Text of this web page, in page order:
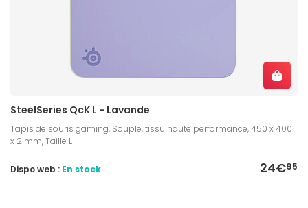
SteelSeries QcK L - Lavande
Tapis de souris gaming, Souple, tissu haute performance, 450 x 400
x 2 mm, Taille L
24€95
Dispo web : En stock